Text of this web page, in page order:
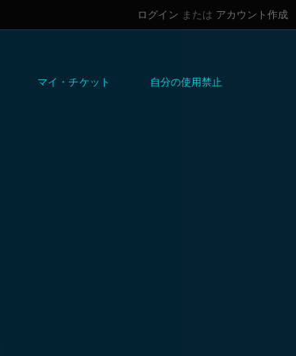
ログイン または アカウント作成
マイ・チケット 自分の使用禁止